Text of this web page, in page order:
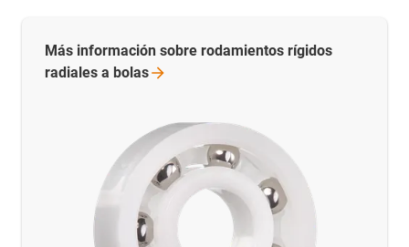
Más información sobre rodamientos rígidos
radiales a bolas